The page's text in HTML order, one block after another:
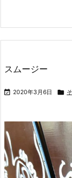
スムージー️
 2020年3月6日 